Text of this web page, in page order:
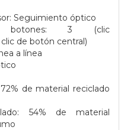
Seguimiento óptico
botones: 3 (clic
de botón central)
a línea
de material reciclado
54% de material